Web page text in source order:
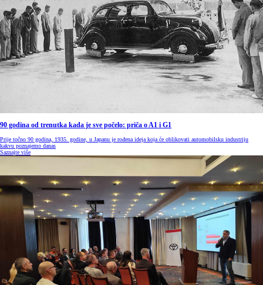
90 godina od trenutka kada je sve počelo: priča o A1 i G1
Prije točno 90 godina, 1935. godine, u Japanu je rođena ideja koja će oblikovati automobilsku industriju
kakvu poznajemo danas
Saznajte više